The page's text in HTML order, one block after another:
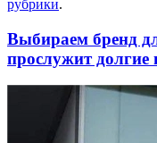
рубрики.
Выбираем бренд
прослужит долгие